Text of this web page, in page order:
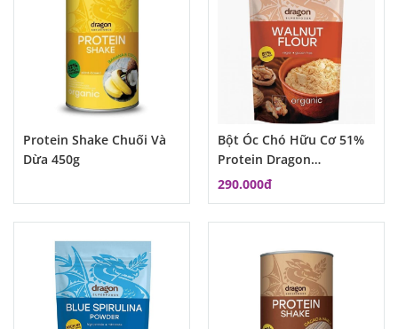
Protein Shake Chuối Và
Dừa 450g
Bột Óc Chó Hữu Cơ 51%
Protein Dragon
Superfood
290.000đ